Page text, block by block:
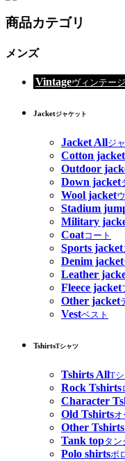
商品カテゴリ
メンズ
Vintageヴィンテージ
Jacketジャケット
Jacket Allジ
Cotton jacket
Outdoor
Down jacket
Wool jacket
Stadium
Military
Coatコート
Sports jacket
Denim jacket
Leather
Fleece jacket
Other jacket
Vestベスト
TshirtsTシャツ
Tshirts AllT
Rock Tshirts
Character
Old Tshirts
Other Tshirts
Tank topタン
Polo shirtsポ